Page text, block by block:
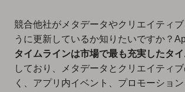
競合他社がメタデータやクリエイティ
うに更新しているか知りたいですか？
タイムラインは市場で最も充実したタ
しており、メタデータとクリエイティ
く、アプリ内イベント、プロモーショ